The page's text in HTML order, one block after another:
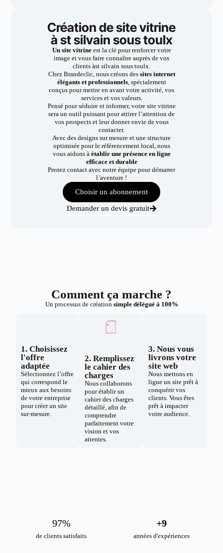
Création de site vitrine
à st silvain sous toulx
Un site vitrineest la clé pour renforcer votre
image et vous faire connaître auprès de vos
clients àst silvain sous toulx.
Chez Brandeclic, nous créons dessites internet
élégants et professionnels, spécialement
conçus pour mettre en avant votre activité, vos
services et vos valeurs.
Pensé pour séduire et informer, votre site vitrine
sera un outil puissant pour attirer l’attention de
vos prospects et leur donner envie de vous
contacter.
Avec des designs sur mesure et une structure
optimisée pour le référencement local, nous
vous aidons à établir une présence en ligne
efficace et durable
Prenez contact avec notre équipe pour démarrer
l’aventure !
Choisir un abonnement
Demander un devis gratuit
Comment ça marche ?
Un processus de création simple délégué à 100%
1. Choisissez
l'offre
adaptée
Sélectionnez l’offre
qui correspond le
mieux aux besoins
de votre entreprise
pour créer un site
sur-mesure.
2. Remplissez
le cahier des
charges
Nous collaborons
pour établir un
cahier des charges
détaillé, afin de
comprendre
parfaitement votre
vision et vos
attentes.
3. Nous vous
livrons votre
site web
Nous mettons en
ligne un site prêt à
conquérir vos
clients. Vous êtes
prêt à impacter
votre audience.
de clients satisfaits
98%
années d'expériences
+10